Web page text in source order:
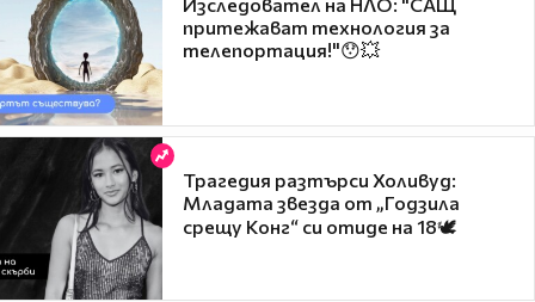
притежават технология за
телепортация!"😯💥
Трагедия разтърси Холивуд:
Младата звезда от „Годзила
срещу Конг“ си отиде на 18🕊️